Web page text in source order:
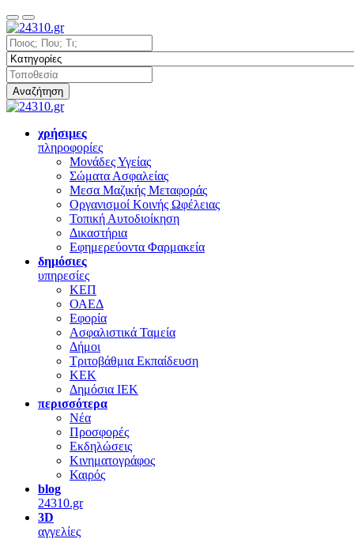
Αναζήτηση
χρήσιμες
πληροφορίες
Μονάδες Υγείας
Σώματα Ασφαλείας
Μεσα Μαζικής Μεταφοράς
Οργανισμοί Κοινής Ωφέλειας
Τοπική Αυτοδιοίκηση
Δικαστήρια
Εφημερεύοντα Φαρμακεία
δημόσιες
υπηρεσίες
ΚΕΠ
ΟΑΕΔ
Εφορία
Ασφαλιστικά Ταμεία
Δήμοι
Τριτοβάθμια Εκπαίδευση
ΚΕΚ
Δημόσια ΙΕΚ
περισσότερα
Νέα
Προσφορές
Εκδηλώσεις
Κινηματογράφος
Καιρός
blog
24310.gr
3D
αγγελίες